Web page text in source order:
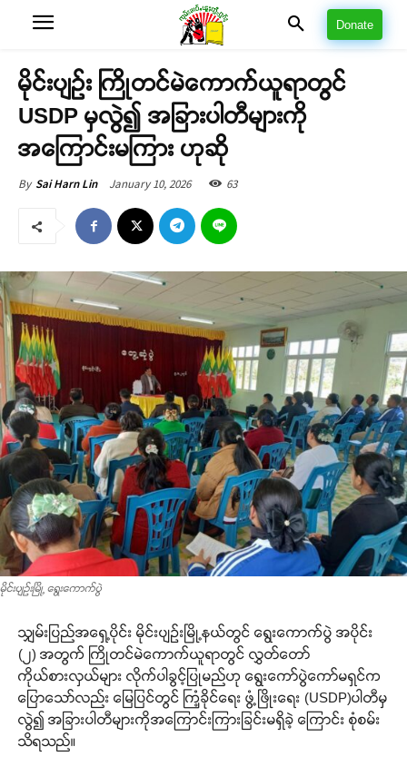
Donate
မိုင်းပျဉ်း ကြိုတင်မဲကောက်ယူရာတွင်
USDP မှလွဲ၍ အခြားပါတီများကို
အကြောင်းမကြား ဟုဆို
By Sai Harn Lin January 10, 2026 63
မိုင်းပျဉ်းမြို့ ရွေးကောက်ပွဲ
သျှမ်းပြည်အရှေ့ပိုင်း မိုင်းပျဉ်းမြို့နယ်တွင် ရွေးကောက်ပွဲ အပိုင်း
(၂) အတွက် ကြိုတင်မဲကောက်ယူရာတွင် လွှတ်တော်
ကိုယ်စားလှယ်များ လိုက်ပါခွင့်ပြုမည်ဟု ရွေးကော်ပွဲကော်မရှင်က
ပြောသော်လည်း မြေပြင်တွင် ကြံ့ခိုင်ရေး ဖွံ့ဖြိုးရေး (USDP)ပါတီမှ
လွဲ၍ အခြားပါတီများကိုအကြောင်းကြားခြင်းမရှိခဲ့ ကြောင်း စုံစမ်း
သိရသည်။